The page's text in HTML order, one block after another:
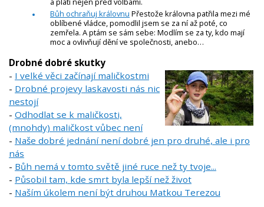
Bůh ochraňuj královnu Přestože královna patřila mezi mé
oblíbené vládce, pomodlil jsem se za ní až poté, co
zemřela. A ptám se sám sebe: Modlím se za ty, kdo mají
moc a ovlivňují dění ve společnosti, anebo…
Drobné dobré skutky
- I velké věci začínají maličkostmi
- Drobné projevy laskavosti nás nic
nestojí
- Odhodlat se k maličkosti,
(mnohdy) maličkost vůbec není
- Naše dobré jednání není dobré jen pro druhé, ale i pro
nás
- Bůh nemá v tomto světě jiné ruce než ty tvoje...
- Působil tam, kde smrt byla lepší než život
- Naším úkolem není být druhou Matkou Terezou